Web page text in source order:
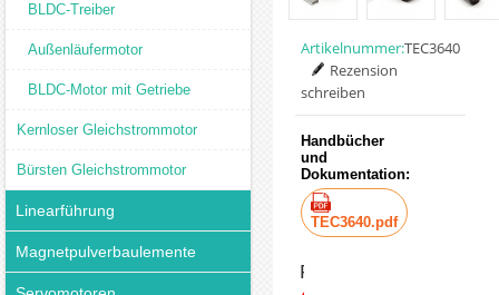
BLDC-Treiber
Außenläufermotor
BLDC-Motor mit Getriebe
Kernloser Gleichstrommotor
Bürsten Gleichstrommotor
Linearführung
Magnetpulverbaulemente
Artikelnummer:TEC3640
Rezension
schreiben
Handbücher
und
Dokumentation:
TEC3640.pdf
Preis: